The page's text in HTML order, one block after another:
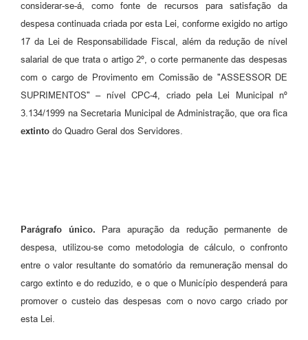
considerar-se-á, como fonte de recursos para satisfação da
despesa continuada criada por esta Lei, conforme exigido no artigo
17 da Lei de Responsabilidade Fiscal, além da redução de nível
salarial de que trata o artigo 2º, o corte permanente das despesas
com o cargo de Provimento em Comissão de "ASSESSOR DE
SUPRIMENTOS" – nível CPC-4, criado pela Lei Municipal nº
3.134/1999 na Secretaria Municipal de Administração, que ora fica
extinto do Quadro Geral dos Servidores.
Parágrafo único. Para apuração da redução permanente de
despesa, utilizou-se como metodologia de cálculo, o confronto
entre o valor resultante do somatório da remuneração mensal do
cargo extinto e do reduzido, e o que o Município despenderá para
promover o custeio das despesas com o novo cargo criado por
esta Lei.